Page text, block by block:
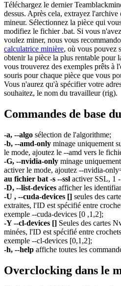
Téléchargez le dernier
dessus. Après cela, extrayez l'archive
mineur. Sélectionnez la pièce qui
modifiez le fichier .bat. Si vous
voulez miner, nous vous
calculatrice minière, où vous pouvez
obtenir la pièce la plus rentable pour
vous trouverez des exemples prêts à
souris pour chaque pièce que vous
Vous n'aurez qu'à spécifier votre
souhaitez, le nom du travailleur (rig).
Commandes de base
-a, --algo sélection de l'algorithme;
-b, --amd-only minage uniquement
le mode, ajoutez le --amd vers le
-G, --nvidia-only minage
activer le mode, ajoutez --nvidia-
au fichier bat -s --ssl activer SSL, 1
-D, --list-devices afficher les
-U , --cuda-devices [] seules des
extraites, l'ID est spécifié entre
exemple --cuda-devices [0 ,1,2];
-Y --cl-devices [] Seules des cartes
minées, l'ID est spécifié entre
exemple --cl-devices [0,1,2];
-h, --help affiche toutes les
Overclocking dans le